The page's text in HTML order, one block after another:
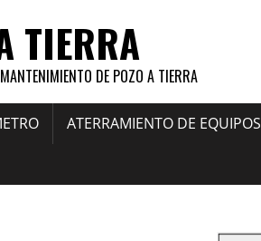
TIERRA
DE POZO A TIERRA
ATERRAMIENTO DE EQUIPOS